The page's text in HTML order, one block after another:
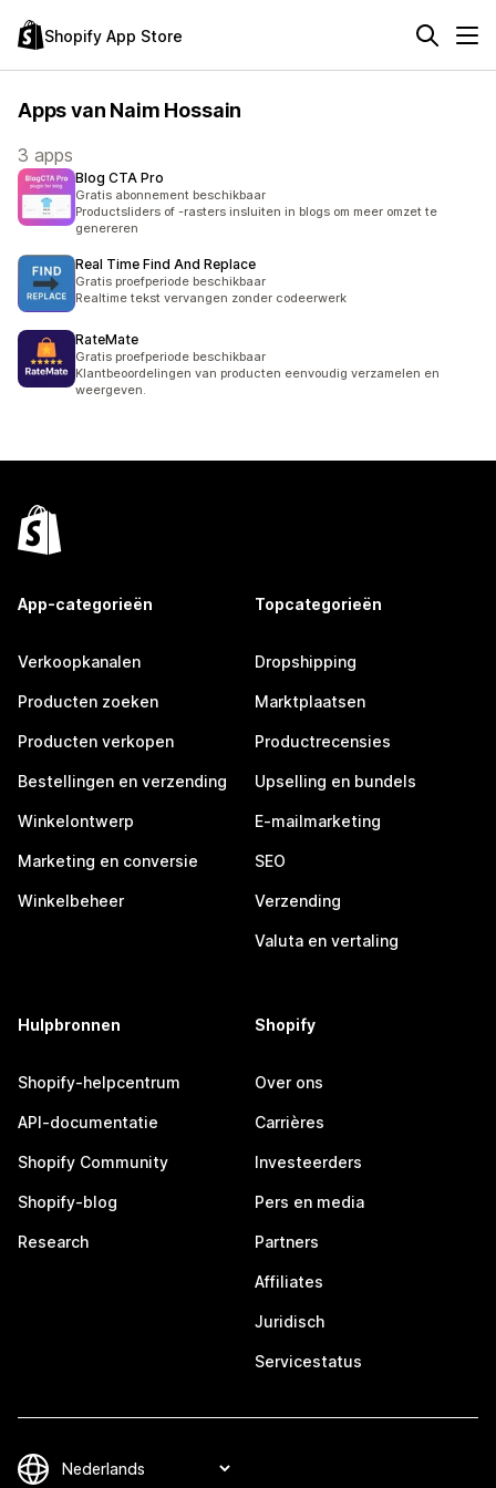
Shopify App Store
Apps van Naim Hossain
3 apps
Blog CTA Pro
Gratis abonnement beschikbaar
Productsliders of -rasters insluiten in blogs om meer omzet te
genereren
Real Time Find And Replace
Gratis proefperiode beschikbaar
Realtime tekst vervangen zonder codeerwerk
RateMate
Gratis proefperiode beschikbaar
Klantbeoordelingen van producten eenvoudig verzamelen en
weergeven.
App-categorieën
Verkoopkanalen
Producten zoeken
Producten verkopen
Bestellingen en verzending
Winkelontwerp
Marketing en conversie
Winkelbeheer
Topcategorieën
Dropshipping
Marktplaatsen
Productrecensies
Upselling en bundels
E-mailmarketing
SEO
Verzending
Valuta en vertaling
Hulpbronnen
Shopify-helpcentrum
API-documentatie
Shopify Community
Shopify-blog
Research
Shopify
Over ons
Carrières
Investeerders
Pers en media
Partners
Affiliates
Juridisch
Servicestatus